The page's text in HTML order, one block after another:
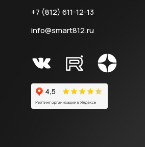
+7 (812) 611-12-13
info@smart812.ru